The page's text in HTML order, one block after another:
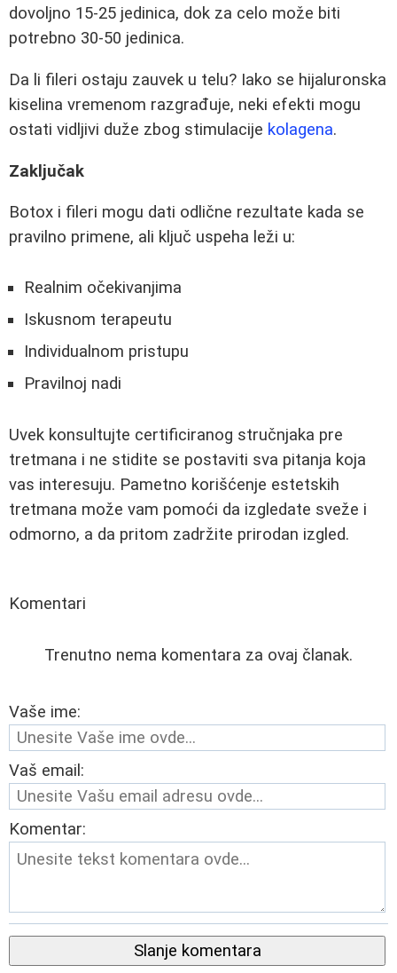
dovoljno 15-25 jedinica, dok za celo može biti
potrebno 30-50 jedinica.
Da li fileri ostaju zauvek u telu? Iako se hijaluronska
kiselina vremenom razgrađuje, neki efekti mogu
ostati vidljivi duže zbog stimulacije kolagena.
Zaključak
Botox i fileri mogu dati odlične rezultate kada se
pravilno primene, ali ključ uspeha leži u:
Realnim očekivanjima
Iskusnom terapeutu
Individualnom pristupu
Pravilnoj nadi
Uvek konsultujte certificiranog stručnjaka pre
tretmana i ne stidite se postaviti sva pitanja koja
vas interesuju. Pametno korišćenje estetskih
tretmana može vam pomoći da izgledate sveže i
odmorno, a da pritom zadržite prirodan izgled.
Komentari
Trenutno nema komentara za ovaj članak.
Vaše ime:
Vaš email:
Komentar:
Slanje komentara